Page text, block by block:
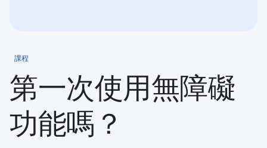
課程
第一次使用無障礙
功能嗎？